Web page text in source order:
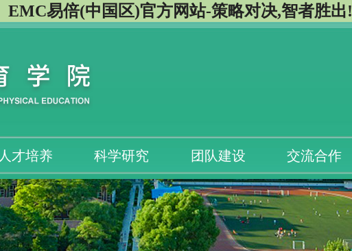
EMC易倍(中国区)官方网站-策略对决,智者胜出!
人才培养 科学研究 团队建设 交流合作